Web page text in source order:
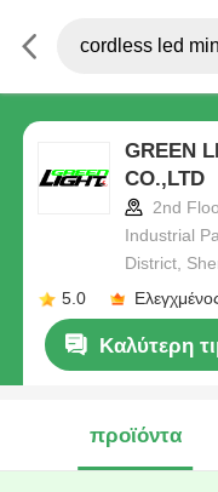
GREEN
CO.,LTD
2nd
Industrial
District,
5.0
Καλύτερη
προϊόντα